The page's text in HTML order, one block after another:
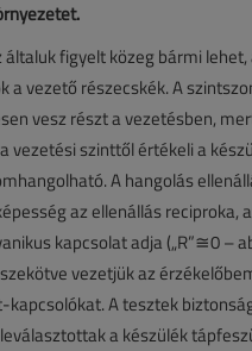
figyelt közeg bármi
vezető részecskék. A
vesz részt a vezetésben,
szinttől értékeli a
A hangolás
az ellenállás reciproka,
kapcsolat adja („R”≅0 –
vezetjük az
A tesztek
a készülék